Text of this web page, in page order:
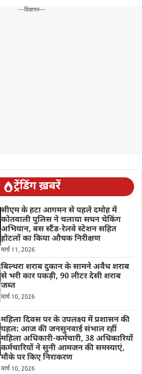
---विज्ञापन---
ट्रेंडिंग ख़बरें
सीएम के हटा आगमन से पहले दमोह में
कोतवाली पुलिस ने चलाया सघन चेकिंग
अभियान, बस स्टैंड-रेलवे स्टेशन सहित
होटलों का किया औचक निरीक्षण
मार्च 11, 2026
बिल्थरा शराब दुकान के सामने अवैध शराब
से भरी कार पकड़ी, 90 लीटर देसी शराब
जब्त
मार्च 10, 2026
महिला दिवस पर के उपलक्ष्य में प्रशासन की
पहल: आज की जनसुनवाई संभाल रहीं
महिला अधिकारी-कर्मचारी, 38 अधिकारियों
कर्मचारियों ने सुनी आमजन की समस्याएं,
मौके पर किए निराकरण
मार्च 10, 2026